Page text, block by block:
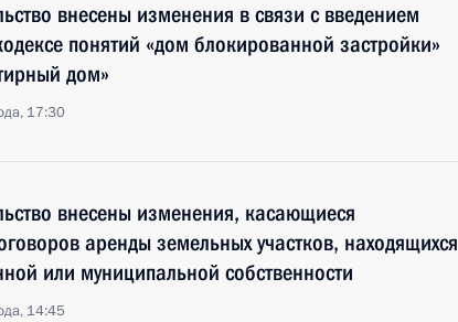
внесены изменения в связи с введением
понятий «дом блокированной застройки»
дом»
17:30
внесены изменения, касающиеся
аренды земельных участков, находящихся
или муниципальной собственности
14:45